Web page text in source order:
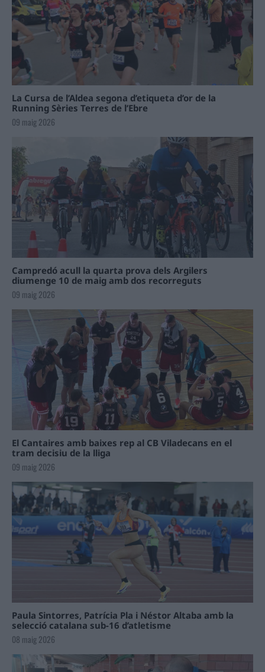
La Cursa de l’Aldea segona d’etiqueta d’or de la
Running Sèries Terres de l’Ebre
09 maig 2026
Campredó acull la quarta prova dels Argilers
diumenge 10 de maig amb dos recorreguts
09 maig 2026
El Cantaires amb baixes rep al CB Viladecans en el
tram decisiu de la lliga
09 maig 2026
Paula Sintorres, Patrícia Pla i Néstor Altaba amb la
selecció catalana sub-16 d’atletisme
08 maig 2026